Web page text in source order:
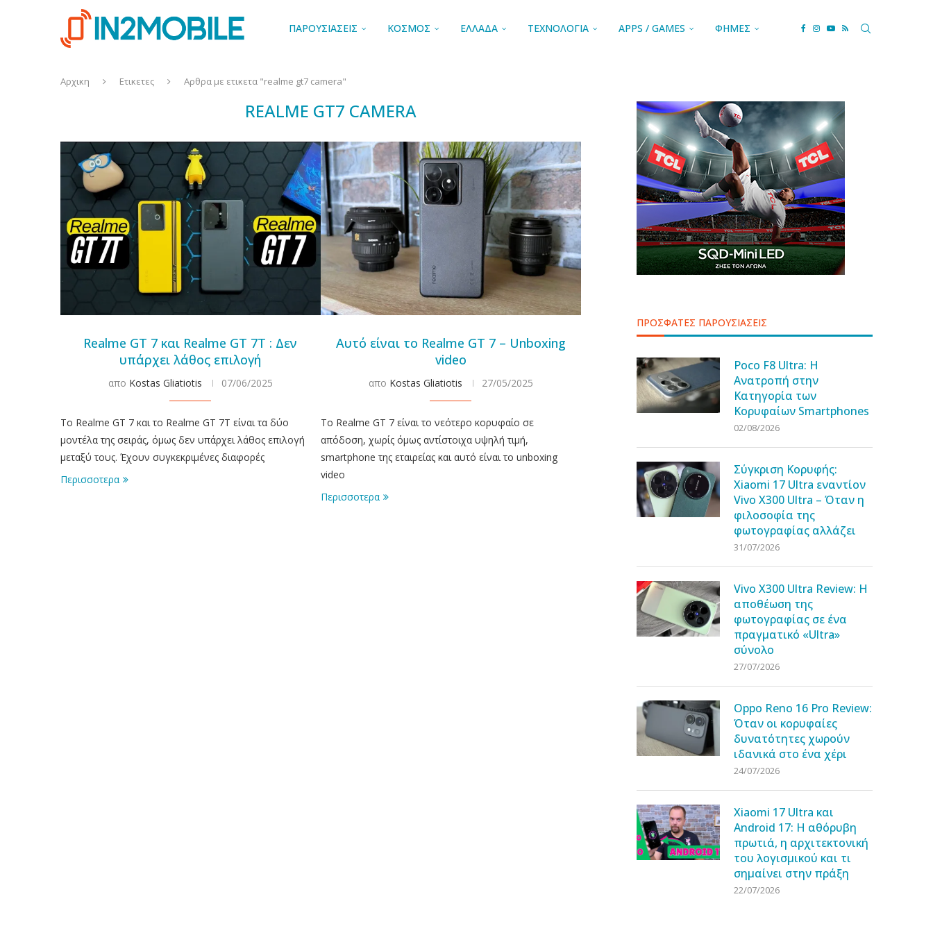
ΠΑΡΟΥΣΙΑΣΕΙΣ ΚΟΣΜΟΣ ΕΛΛΑΔΑ ΤΕΧΝΟΛΟΓΙΑ APPS / GAMES ΦΗΜΕΣ
Αρχικη Ετικετες Αρθρα με ετικετα "realme gt7 camera"
REALME GT7 CAMERA
Realme GT 7 και Realme GT 7T : Δεν
υπάρχει λάθος επιλογή
απο Kostas Gliatiotis 07/06/2025
To Realme GT 7 και το Realme GT 7T είναι τα δύο
μοντέλα της σειράς, όμως δεν υπάρχει λάθος επιλογή
μεταξύ τους. Έχουν συγκεκριμένες διαφορές
Περισσοτερα
Αυτό είναι το Realme GT 7 – Unboxing
video
απο Kostas Gliatiotis 27/05/2025
To Realme GT 7 είναι το νεότερο κορυφαίο σε
απόδοση, χωρίς όμως αντίστοιχα υψηλή τιμή,
smartphone της εταιρείας και αυτό είναι το unboxing
video
Περισσοτερα
ΠΡΟΣΦΑΤΕΣ ΠΑΡΟΥΣΙΑΣΕΙΣ
Poco F8 Ultra: Η
Ανατροπή στην
Κατηγορία των
Κορυφαίων Smartphones
02/08/2026
Σύγκριση Κορυφής:
Xiaomi 17 Ultra εναντίον
Vivo X300 Ultra – Όταν η
φιλοσοφία της
φωτογραφίας αλλάζει
31/07/2026
Vivo X300 Ultra Review: Η
αποθέωση της
φωτογραφίας σε ένα
πραγματικό «Ultra»
σύνολο
27/07/2026
Oppo Reno 16 Pro Review:
Όταν οι κορυφαίες
δυνατότητες χωρούν
ιδανικά στο ένα χέρι
24/07/2026
Xiaomi 17 Ultra και
Android 17: Η αθόρυβη
πρωτιά, η αρχιτεκτονική
του λογισμικού και τι
σημαίνει στην πράξη
22/07/2026